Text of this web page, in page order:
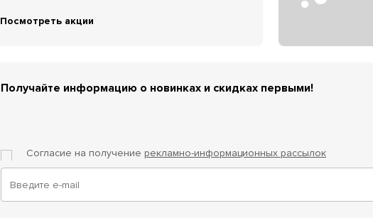
Посмотреть акции
Получайте информацию о новинках и скидках первыми!
Согласие на получение рекламно-информационных рассылок